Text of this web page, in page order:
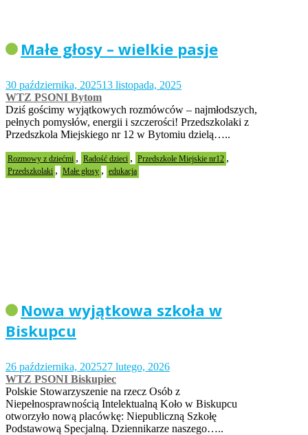
Małe głosy – wielkie pasje
30 października, 202513 listopada, 2025
WTZ PSONI Bytom
Dziś gościmy wyjątkowych rozmówców – najmłodszych,
pełnych pomysłów, energii i szczerości! Przedszkolaki z
Przedszkola Miejskiego nr 12 w Bytomiu dzielą…..
Rozmowy z dziećmi , Radość dzieci , Przedszkole Miejskie nr12 ,
Przedszkolaki , Małe głosy , edukacja
Nowa wyjątkowa szkoła w
Biskupcu
26 października, 202527 lutego, 2026
WTZ PSONI Biskupiec
Polskie Stowarzyszenie na rzecz Osób z
Niepełnosprawnością Intelektualną Koło w Biskupcu
otworzyło nową placówkę: Niepubliczną Szkołę
Podstawową Specjalną. Dziennikarze naszego…..